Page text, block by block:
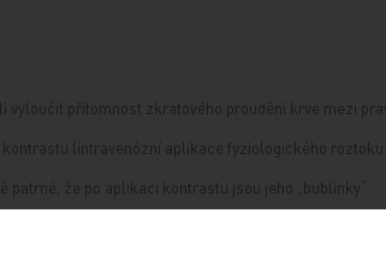
přítomnost zkratového proudění krve mezi
(intravenózní aplikace fyziologického roztoku
patrné, že po aplikaci kontrastu jsou jeho „bublinky“
existovat abnormální komunikace na úrovni síňového
dopplerovského mapování s jasným nálezem pravo-